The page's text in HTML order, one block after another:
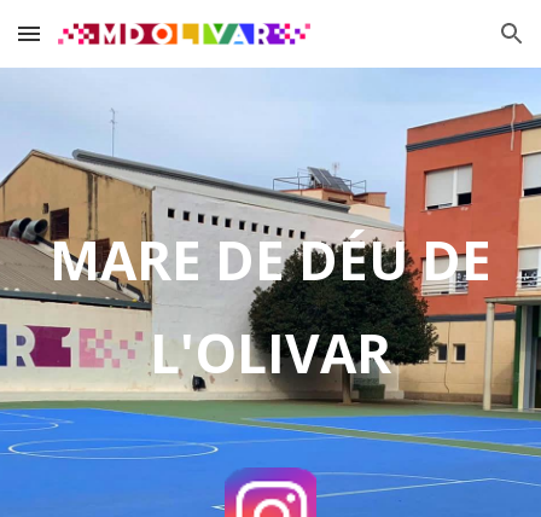
Skip to main content Skip to navigation
MARE DE DÉU DE
L'OLIVAR